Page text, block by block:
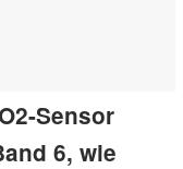
Sensor
6, wie